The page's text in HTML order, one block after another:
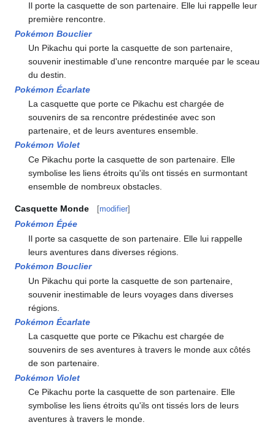
Il porte la casquette de son partenaire. Elle lui rappelle leur
première rencontre.
Pokémon Bouclier
Un Pikachu qui porte la casquette de son partenaire,
souvenir inestimable d'une rencontre marquée par le sceau
du destin.
Pokémon Écarlate
La casquette que porte ce Pikachu est chargée de
souvenirs de sa rencontre prédestinée avec son
partenaire, et de leurs aventures ensemble.
Pokémon Violet
Ce Pikachu porte la casquette de son partenaire. Elle
symbolise les liens étroits qu'ils ont tissés en surmontant
ensemble de nombreux obstacles.
Casquette Monde [modifier]
Pokémon Épée
Il porte sa casquette de son partenaire. Elle lui rappelle
leurs aventures dans diverses régions.
Pokémon Bouclier
Un Pikachu qui porte la casquette de son partenaire,
souvenir inestimable de leurs voyages dans diverses
régions.
Pokémon Écarlate
La casquette que porte ce Pikachu est chargée de
souvenirs de ses aventures à travers le monde aux côtés
de son partenaire.
Pokémon Violet
Ce Pikachu porte la casquette de son partenaire. Elle
symbolise les liens étroits qu'ils ont tissés lors de leurs
aventures à travers le monde.